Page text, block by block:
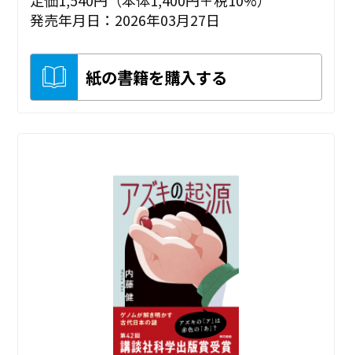
発売年月日：2026年03月27日
紙の書籍を購入する